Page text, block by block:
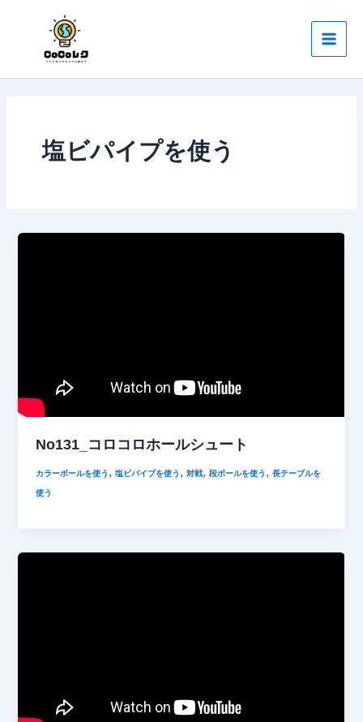
塩ビパイプを使う
No131_コロコロホールシュート
カラーボールを使う ,塩ビパイプを使う ,対戦,段ボールを使う ,長テーブルを
使う